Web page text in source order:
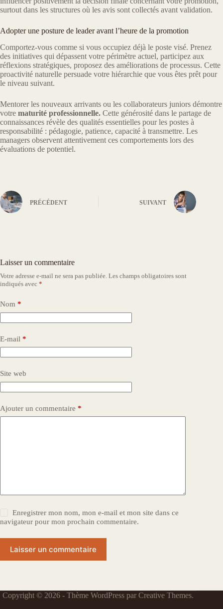
surtout dans les structures où les avis sont collectés avant validation.
Adopter une posture de leader avant l’heure de la promotion
Comportez-vous comme si vous occupiez déjà le poste visé. Prenez
des initiatives qui dépassent votre périmètre actuel, participez aux
réflexions stratégiques, proposez des améliorations de processus. Cette
proactivité naturelle persuade votre hiérarchie que vous êtes prêt pour
le niveau suivant.
Mentorer les nouveaux arrivants ou les collaborateurs juniors démontre
votre maturité professionnelle. Cette générosité dans le partage de
connaissances révèle des qualités essentielles pour les postes à
responsabilité : pédagogie, patience, capacité à transmettre. Les
managers observent attentivement ces comportements lors des
évaluations de potentiel.
PRÉCÉDENT SUIVANT
Laisser un commentaire
Votre adresse e-mail ne sera pas publiée. Les champs obligatoires sont
indiqués avec *
Nom *
E-mail *
Site web
Ajouter un commentaire *
Enregistrer mon nom, mon e-mail et mon site dans ce
navigateur pour mon prochain commentaire.
Laisser un commentaire
Copyright © 2026 - Thème WordPress parCreative Themes.